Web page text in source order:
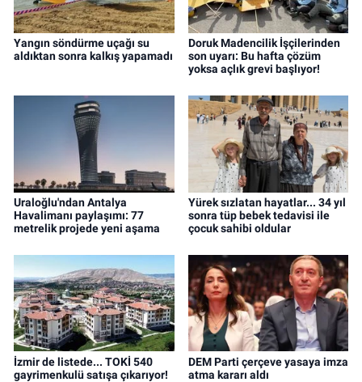
Yangın söndürme uçağı su
aldıktan sonra kalkış yapamadı
Doruk Madencilik İşçilerinden
son uyarı: Bu hafta çözüm
yoksa açlık grevi başlıyor!
Uraloğlu'ndan Antalya
Havalimanı paylaşımı: 77
metrelik projede yeni aşama
Yürek sızlatan hayatlar... 34 yıl
sonra tüp bebek tedavisi ile
çocuk sahibi oldular
İzmir de listede... TOKİ 540
gayrimenkulü satışa çıkarıyor!
DEM Parti çerçeve yasaya imza
atma kararı aldı